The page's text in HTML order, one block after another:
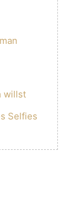
willst
Selfies